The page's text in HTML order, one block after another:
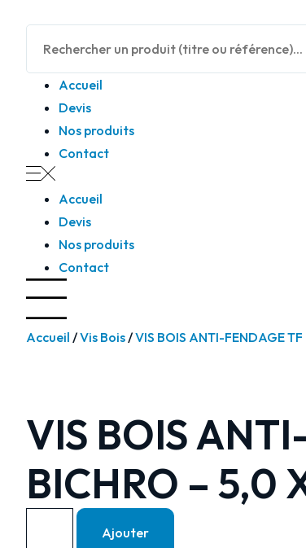
Accueil
Devis
Nos produits
Contact
Accueil
Devis
Nos produits
Contact
Accueil /Vis Bois/VIS BOIS ANTI-FENDAGE TF
VIS BOIS
BICHRO – 5,0
Ajouter